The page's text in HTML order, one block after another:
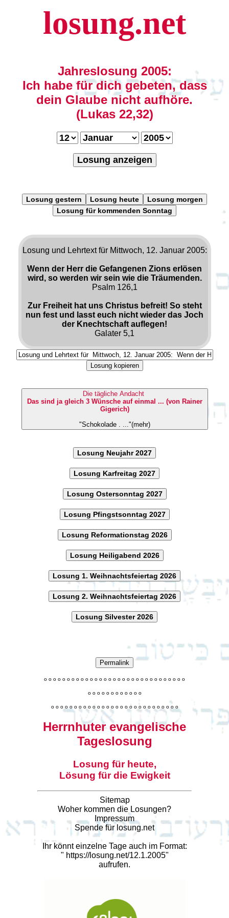
losung.net
Jahreslosung 2005:
Ich habe für dich gebeten, dass
dein Glaube nicht aufhöre.
(Lukas 22,32)
Losung anzeigen
Losung gestern Losung heute
Losung morgen
Losung für kommenden Sonntag
Losung und Lehrtext für Mittwoch, 12. Januar 2005:
Wenn der Herr die Gefangenen Zions erlösen
wird, so werden wir sein wie die Träumenden.
Psalm 126,1
Zur Freiheit hat uns Christus befreit! So steht
nun fest und lasst euch nicht wieder das Joch
der Knechtschaft auflegen!
Galater 5,1
Losung kopieren
Die tägliche Andacht
Das sind ja gleich 3 Wünsche auf einmal ... (von Rainer
Gigerich)
"Schokolade . ..."(mehr)
Losung Neujahr 2027
Losung Karfreitag 2027
Losung Ostersonntag 2027
Losung Pfingstsonntag 2027
Losung Reformationstag 2026
Losung Heiligabend 2026
Losung 1. Weihnachtsfeiertag 2026
Losung 2. Weihnachtsfeiertag 2026
Losung Silvester 2026
Permalink
o o o o o o o o o o o o o o o o o o o o o o o o o o o o o o o
o o o o o o o o o o o o
o o o o o o o o o o o o o o o o o o o o o o o o o o o o
Herrnhuter evangelische
Tageslosung
Losung für heute,
Lösung für die Ewigkeit
Sitemap
Woher kommen die Losungen?
Impressum
Spende für losung.net
Ihr könnt einzelne Tage auch im Format:
" https://losung.net/12.1.2005"
aufrufen.